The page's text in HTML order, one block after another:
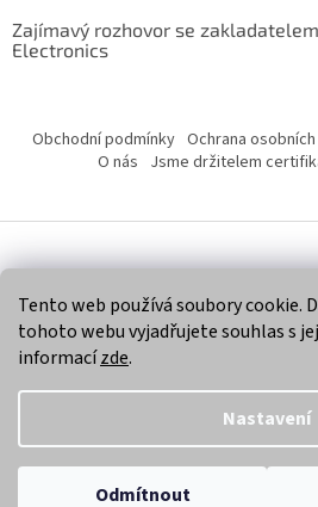
Tento web používá soubory cookie.
tohoto webu vyjadřujete souhlas s
informacízde.
Nastavení
Odmítnout
Zajímavý rozhovor se
Electronics
Obchodní podmínky Ochrana
O nás Jsme držitelem
Copyright 2026